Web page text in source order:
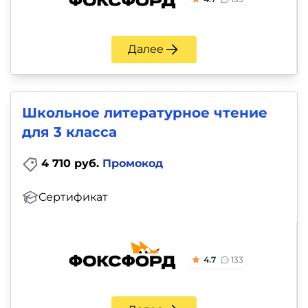
Далее
Школьное литературное чтение
для 3 класса
4 710 руб. Промокод
Сертификат
4.7 133